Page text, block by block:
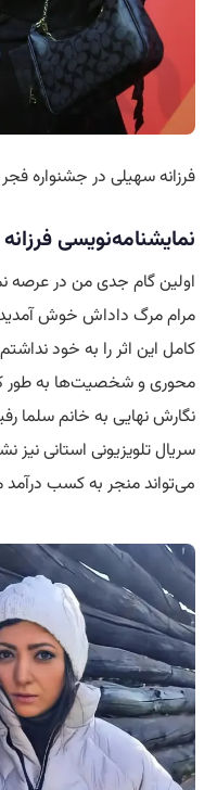
فرزانه سهیلی در جشنواره فجر
نمایشنامه‌نویسی
اولین گام جدی من در عرصه
مرام مرگ داداش خوش
کامل این اثر را به خود
محوری و شخصیت‌ها به طور
نگارش نهایی به خانم سلما
سریال تلویزیونی استانی نیز
می‌تواند منجر به کسب